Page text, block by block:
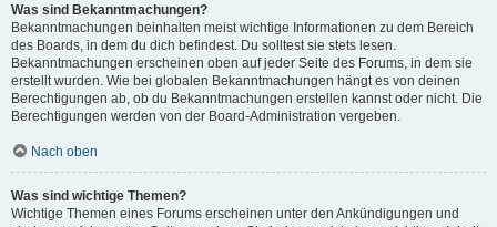
Was sind Bekanntmachungen?
Bekanntmachungen beinhalten meist wichtige Informationen zu dem Bereich
des Boards, in dem du dich befindest. Du solltest sie stets lesen.
Bekanntmachungen erscheinen oben auf jeder Seite des Forums, in dem sie
erstellt wurden. Wie bei globalen Bekanntmachungen hängt es von deinen
Berechtigungen ab, ob du Bekanntmachungen erstellen kannst oder nicht. Die
Berechtigungen werden von der Board-Administration vergeben.
Nach oben
Was sind wichtige Themen?
Wichtige Themen eines Forums erscheinen unter den Ankündigungen und